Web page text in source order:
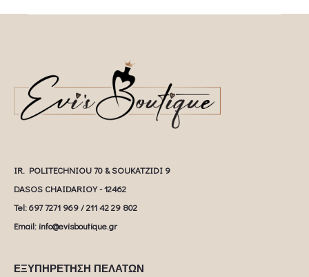
IR. POLITECHNIOU 70 & SOUKATZIDI 9
DASOS CHAIDARIOY - 12462
Tel: 697 7271 969 / 211 42 29 802
Email: info@evisboutique.gr
ΕΞΥΠΗΡΕΤΗΣΗ ΠΕΛΑΤΩΝ